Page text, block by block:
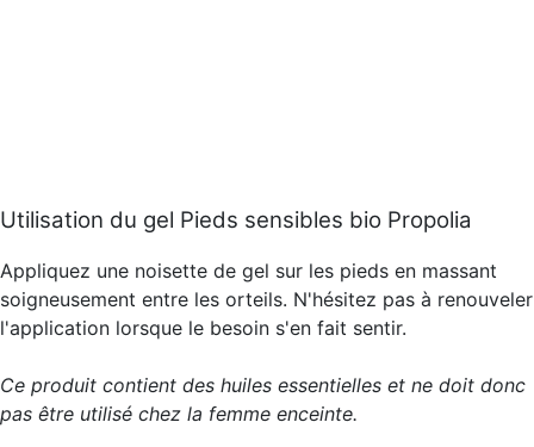
Utilisation du gel Pieds sensibles bio Propolia
Appliquez une noisette de gel sur les pieds en massant
soigneusement entre les orteils. N'hésitez pas à renouveler
l'application lorsque le besoin s'en fait sentir.
Ce produit contient des huiles essentielles et ne doit donc
pas être utilisé chez la femme enceinte.